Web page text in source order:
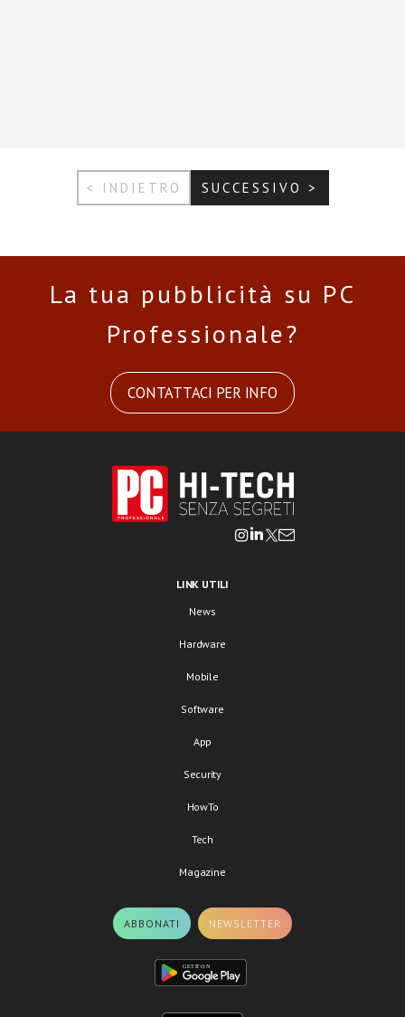
< INDIETRO SUCCESSIVO >
La tua pubblicità su PC
Professionale?
CONTATTACI PER INFO
LINK UTILI
News
Hardware
Mobile
Software
App
Security
HowTo
Tech
Magazine
ABBONATI NEWSLETTER